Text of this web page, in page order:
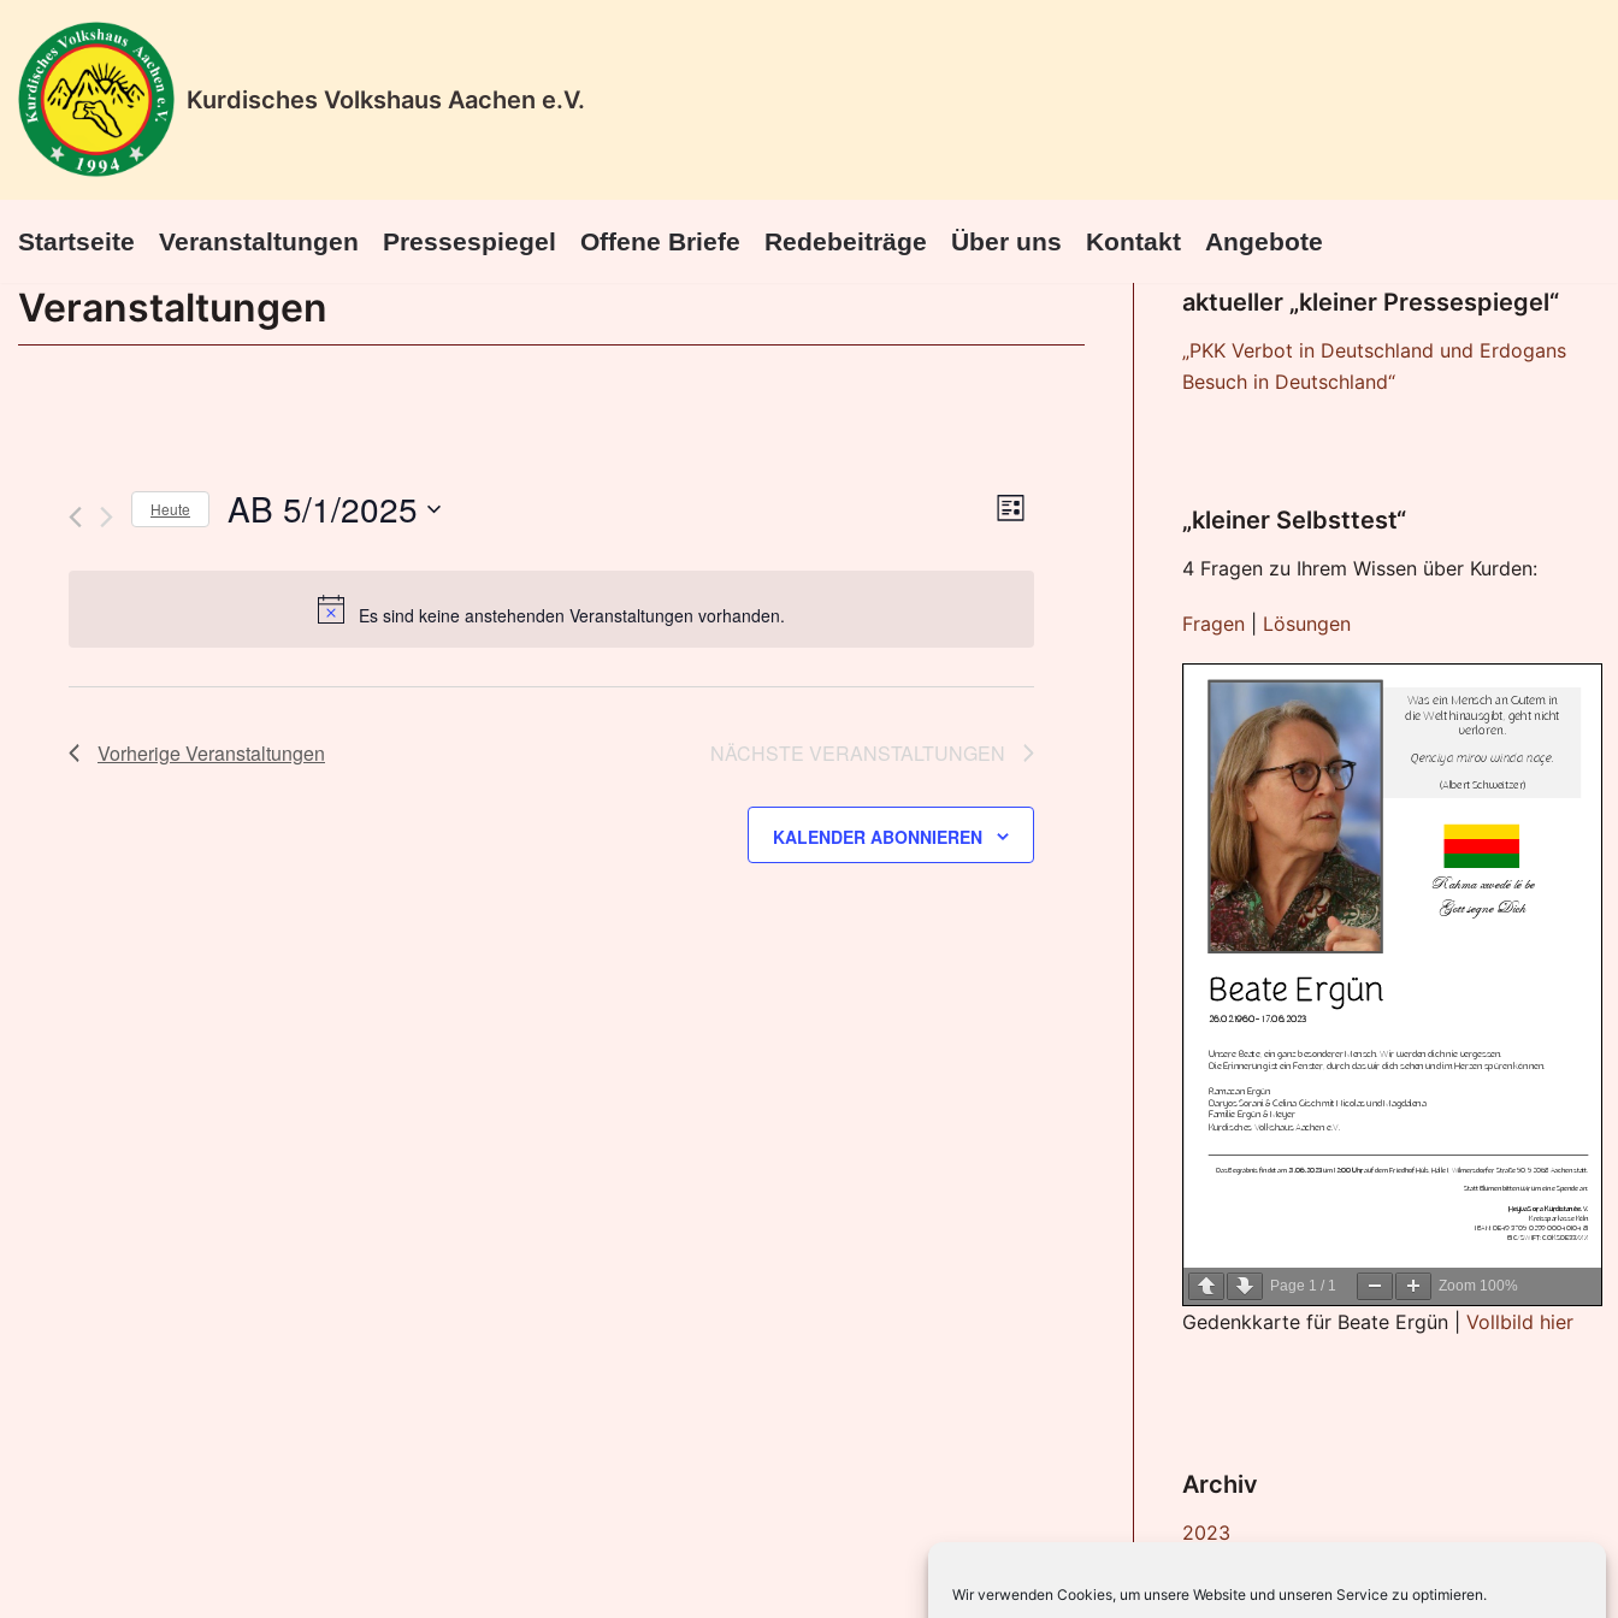
Wir verwenden Cookies, um unsere Website und unseren Service zu optimieren.
Zum
Inhalt
springen
Kurdisches Volkshaus Aachen e.V.
Startseite Veranstaltungen Pressespiegel Offene Briefe Redebeiträge Über uns Kontakt Angebote
Veranstaltungen
Es sind keine anstehenden Veranstaltungen vorhanden.
Ansichten-
Veranstaltung
LISTE
Heute AB 5/1/2025
VorherigeVeranstaltungen NÄCHSTE VERANSTALTUNGEN
KALENDER ABONNIEREN
aktueller „kleiner Pressespiegel“
„PKK Verbot in Deutschland und Erdogans
Besuch in Deutschland“
„kleiner Selbsttest“
4 Fragen zu Ihrem Wissen über Kurden:
Fragen| Lösungen
Page 1 / 1 Zoom 100%
Gedenkkarte für Beate Ergün | Vollbild hier
Archiv
2023
2021